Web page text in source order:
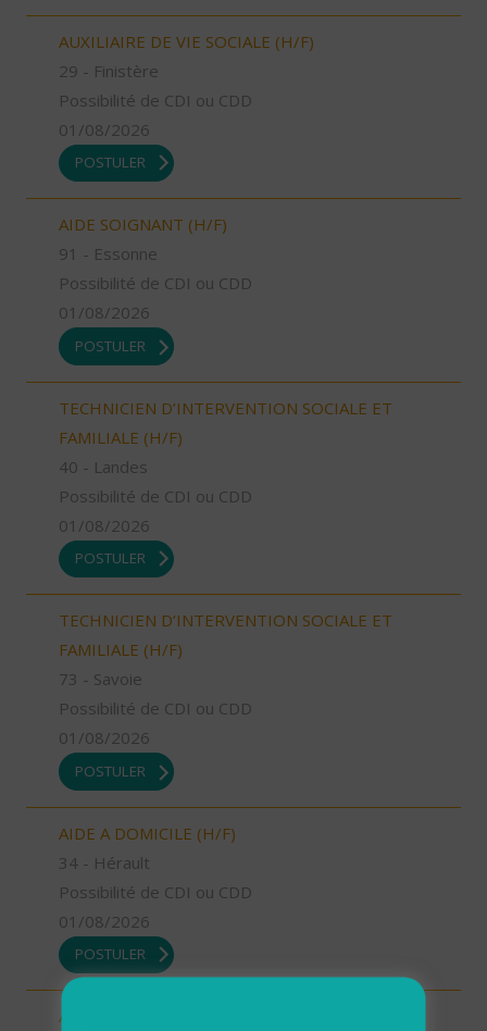
AUXILIAIRE DE VIE SOCIALE (H/F)
29 - Finistère
Possibilité de CDI ou CDD
01/08/2026
POSTULER
AIDE SOIGNANT (H/F)
91 - Essonne
Possibilité de CDI ou CDD
01/08/2026
POSTULER
TECHNICIEN D’INTERVENTION SOCIALE ET
FAMILIALE (H/F)
40 - Landes
Possibilité de CDI ou CDD
01/08/2026
POSTULER
TECHNICIEN D’INTERVENTION SOCIALE ET
FAMILIALE (H/F)
73 - Savoie
Possibilité de CDI ou CDD
01/08/2026
POSTULER
AIDE A DOMICILE (H/F)
34 - Hérault
Possibilité de CDI ou CDD
01/08/2026
POSTULER
AIDE A DOMICILE (H/F)